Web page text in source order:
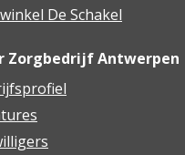
De Schakel
Zorgbedrijf Antwerpen